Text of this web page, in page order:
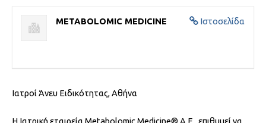
Ιστοσελίδα
METABOLOMIC MEDICINE
Ιατροί Άνευ Ειδικότητας, Αθήνα
Η Ιατρική εταιρεία Metabolomic Medicine® Α.Ε. επιθυμεί να